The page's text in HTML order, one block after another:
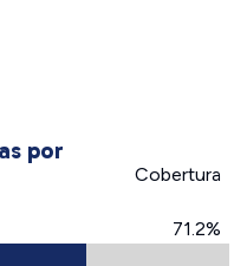
por
Cobertura
71.2%